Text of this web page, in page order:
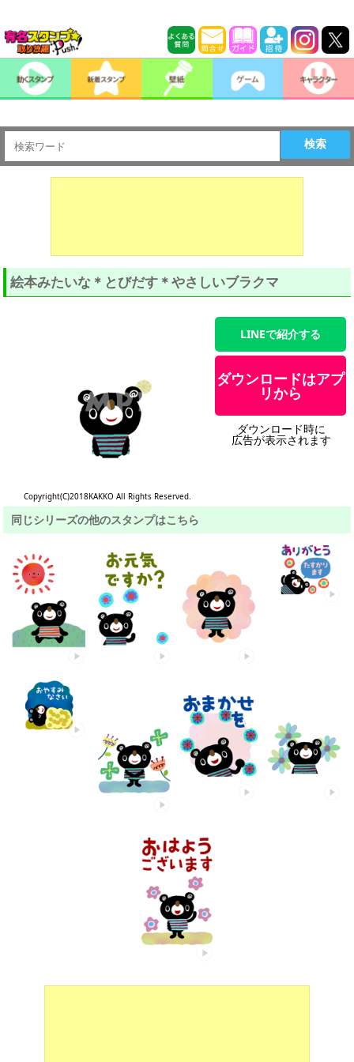
検索
絵本みたいな＊とびだす＊やさしいブラクマ
Copyright(C)2018KAKKO All Rights Reserved.
LINEで紹介する
ダウンロードはアプ
リから
ダウンロード時に
広告が表示されます
同じシリーズの他のスタンプはこちら